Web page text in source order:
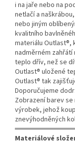
i na jaře nebo na
netlačí a
nebo jiným
kvalitního
materiálu
nadměrném
teplo dřív, než se
Outlast® uložené
Outlast® tak
Doporučujeme
Zobrazení barev
výrobek, jehož
znevýhodněných
Materiálové